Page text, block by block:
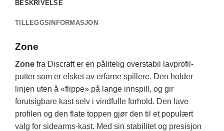
BESKRIVELSE
TILLEGGSINFORMASJON
Zone
Zone fra Discraft er en pålitelig overstabil lavprofil-
putter som er elsket av erfarne spillere. Den holder
linjen uten å «flippe» på lange innspill, og gir
forutsigbare kast selv i vindfulle forhold. Den lave
profilen og den flate toppen gjør den til et populært
valg for sidearms-kast. Med sin stabilitet og presisjon